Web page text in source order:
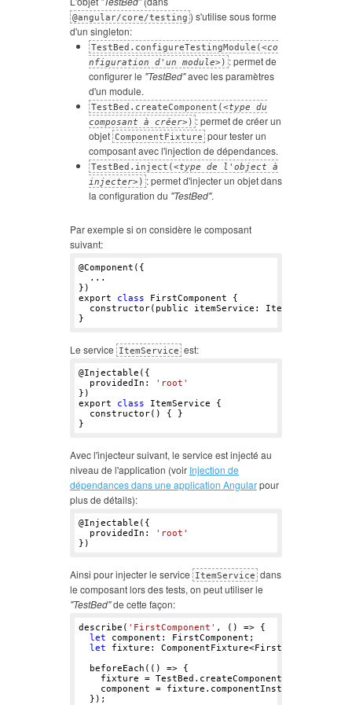
@angular/core/testing ) s'utilise sous forme
d'un singleton:
TestBed.configureTestingModule(<co
nfiguration d'un module>) : permet de
configurer le "TestBed"avec les paramètres
d'un module.
TestBed.createComponent(<type du
composant à créer>) : permet de créer un
objet ComponentFixture pour tester un
composant avec l'injection de dépendances.
TestBed.inject(<type de l'object à
injecter>) : permet d'injecter un objet dans
la configuration du "TestBed".
Par exemple si on considère le composant
suivant:
@Component({
  ...
})
export class FirstComponent {
  constructor(public itemService: ItemService) {}
Le service ItemService est:
@Injectable({
  providedIn:
'root'
})
export class ItemService {
  constructor() { }
Avec l'injecteur suivant, le service est injecté au
niveau de l'application (voir Injection de
dépendances dans une application Angularpour
plus de détails):
@Injectable({
  providedIn:
'root'
Ainsi pour injecter le service ItemService dans
le composant lors des tests, on peut utiliser le
"TestBed"de cette façon:
describe( 'FirstComponent' , () => {
let component: FirstComponent;
let fixture: ComponentFixture<FirstComponent>;
  beforeEach(() => {
fixture =
    component = fixture.componentInstance;
  });